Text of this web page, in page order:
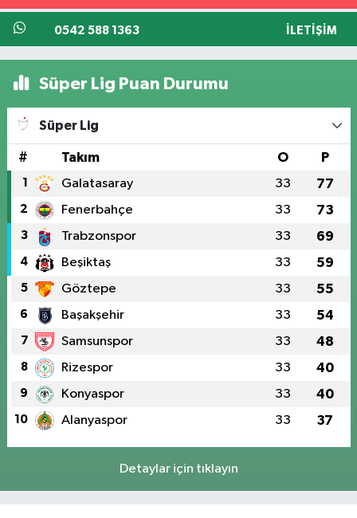
0542 588 1363 İLETIŞIM
Süper Lig Puan Durumu
Süper Lig
# Takım O P
1 Galatasaray 33 77
2 Fenerbahçe 33 73
3 Trabzonspor 33 69
4 Beşiktaş 33 59
5 Göztepe 33 55
6 Başakşehir 33 54
7 Samsunspor 33 48
8 Rizespor 33 40
9 Konyaspor 33 40
10 Alanyaspor 33 37
Detaylar için tıklayın